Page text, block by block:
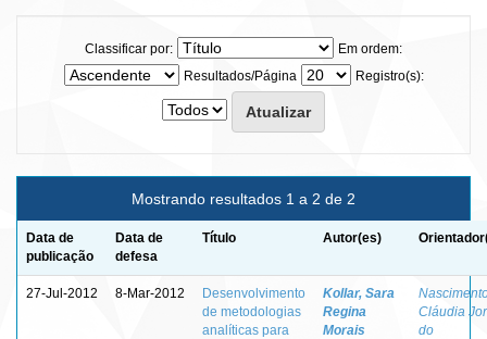
Classificar por:
Em ordem:
Resultados/Página
Registro(s):
Mostrando resultados 1 a 2 de 2
Data de
publicação
Data de
defesa
Título Autor(es)
27-Jul-2012 8-Mar-2012
Desenvolvimento
de metodologias
analíticas para
Kollar, Sara
Regina
Morais
Cláudia
do